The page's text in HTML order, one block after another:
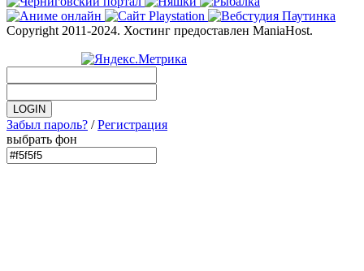
Copyright 2011-2024. Хостинг предоставлен ManiaHost.
Забыл пароль? /Регистрация
выбрать фон